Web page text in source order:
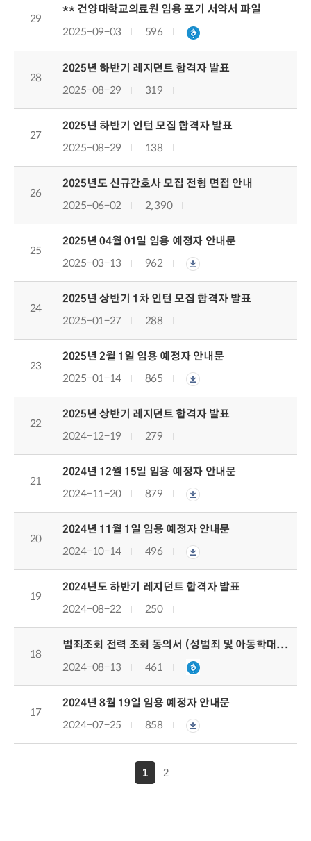
29
** 건양대학교의료원 임용 포기 서약서 파일
2025-09-03
596
28
2025년 하반기 레지던트 합격자 발표
2025-08-29
319
27
2025년 하반기 인턴 모집 합격자 발표
2025-08-29
138
26
2025년도 신규간호사 모집 전형 면접 안내
2025-06-02
2,390
25
2025년 04월 01일 임용 예정자 안내문
2025-03-13
962
24
2025년 상반기 1차 인턴 모집 합격자 발표
2025-01-27
288
23
2025년 2월 1일 임용 예정자 안내문
2025-01-14
865
22
2025년 상반기 레지던트 합격자 발표
2024-12-19
279
21
2024년 12월 15일 임용 예정자 안내문
2024-11-20
879
20
2024년 11월 1일 임용 예정자 안내문
2024-10-14
496
19
2024년도 하반기 레지던트 합격자 발표
2024-08-22
250
18
범죄조회 전력 조회 동의서 (성범죄 및 아동학대, 장애인학대, 노인학대)
2024-08-13
461
17
2024년 8월 19일 임용 예정자 안내문
2024-07-25
858
1 2